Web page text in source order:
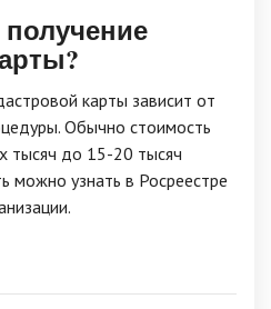
карты зависит от
Обычно стоимость
тысяч до 15-20 тысяч
можно узнать в Росреестре